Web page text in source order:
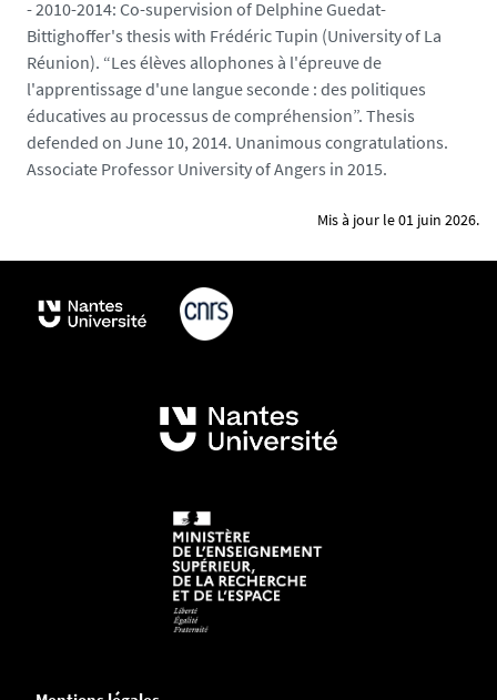
- 2010-2014: Co-supervision of Delphine Guedat-
Bittighoffer's thesis with Frédéric Tupin (University of La
Réunion). “Les élèves allophones à l'épreuve de
l'apprentissage d'une langue seconde : des politiques
éducatives au processus de compréhension”. Thesis
defended on June 10, 2014. Unanimous congratulations.
Associate Professor University of Angers in 2015.
Mis à jour le 01 juin 2026.